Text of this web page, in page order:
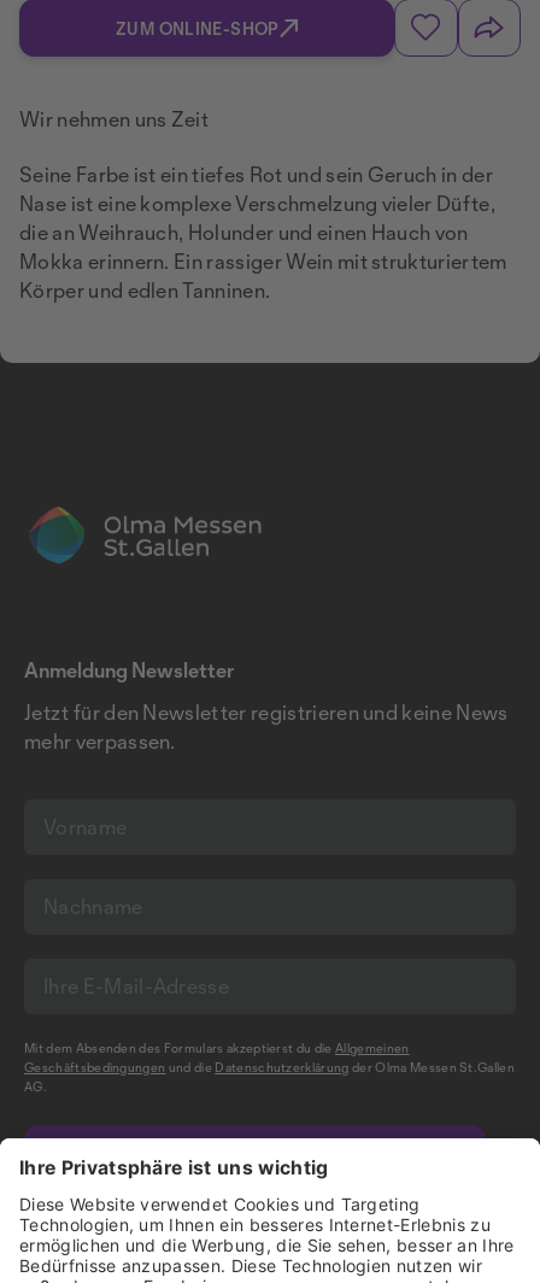
ZUM ONLINE-SHOP
Wir nehmen uns Zeit
Seine Farbe ist ein tiefes Rot und sein Geruch in der
Nase ist eine komplexe Verschmelzung vieler Düfte,
die an Weihrauch, Holunder und einen Hauch von
Mokka erinnern. Ein rassiger Wein mit strukturiertem
Körper und edlen Tanninen.
Anmeldung Newsletter
Jetzt für den Newsletter registrieren und keine News
mehr verpassen.
Mit dem Absenden des Formulars akzeptierst du dieAllgemeinen
Geschäftsbedingungen und die Datenschutzerklärung der Olma Messen St.Gallen
AG.